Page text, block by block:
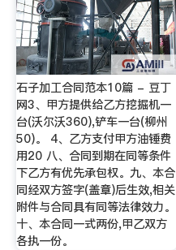
石子加工合同范本10篇 - 豆丁
网3、甲方提供给乙方挖掘机一
台(沃尔沃360),铲车一台(柳州
50)。 4、乙方支付甲方油锤费
用20 八、合同到期在同等条件
下乙方有优先承包权。九、本合
同经双方签字(盖章)后生效,相关
附件与合同具有同等法律效力。
十、本合同一式两份,甲乙双方
各执一份。